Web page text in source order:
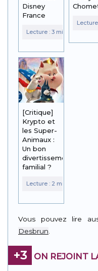
Disney
France
[Critique]
Krypto et
les Super-
Animaux :
Un bon
divertissement
familial ?
Vous pouvez lire
Desbrun.
+3 ON REJOINT